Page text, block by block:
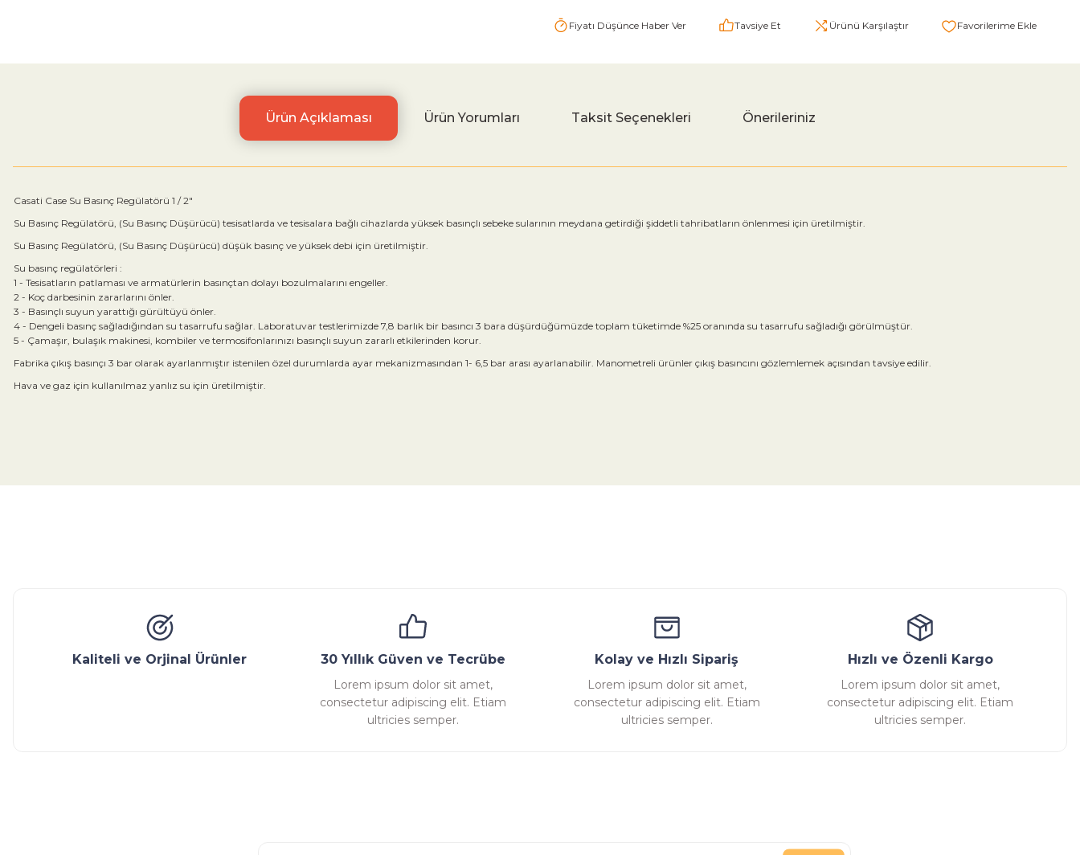
Fiyatı Düşünce Haber Ver Tavsiye Et Ürünü Karşılaştır
Ürün Açıklaması Ürün Yorumları Taksit Seçenekleri Önerileriniz
Casati Case Su Basınç Regülatörü 1 / 2"
Su Basınç Regülatörü, (Su Basınç Düşürücü) tesisatlarda ve tesisalara bağlı cihazlarda yüksek basınçlı sebeke sularının meydana getirdiği şiddetli tahribatların önlenmesi için üretilmiştir.
Su Basınç Regülatörü, (Su Basınç Düşürücü) düşük basınç ve yüksek debi için üretilmiştir.
Su basınç regülatörleri :
1 - Tesisatların patlaması ve armatürlerin basınçtan dolayı bozulmalarını engeller.
2 - Koç darbesinin zararlarını önler.
3 - Basınçlı suyun yarattığı gürültüyü önler.
4 - Dengeli basınç sağladığından su tasarrufu sağlar. Laboratuvar testlerimizde 7,8 barlık bir basıncı 3 bara düşürdüğümüzde toplam tüketimde %25 oranında su tasarrufu sağladığı görülmüştür.
5 - Çamaşır, bulaşık makinesi, kombiler ve termosifonlarınızı basınçlı suyun zararlı etkilerinden korur.
Fabrika çıkış basınçı 3 bar olarak ayarlanmıştır istenilen özel durumlarda ayar mekanizmasından 1- 6,5 bar arası ayarlanabilir. Manometreli ürünler çıkış basıncını gözlemlemek açısından tavsiye edilir.
Hava ve gaz için kullanılmaz yanlız su için üretilmiştir.
Bu ürüne ilk yorumu siz yapın!
Kaliteli ve Orjinal Ürünler 30 Yıllık Güven ve Tecrübe
Lorem ipsum dolor sit amet,
consectetur adipiscing elit. Etiam
ultricies semper.
Kolay ve Hızlı Sipariş
Lorem ipsum dolor sit amet,
consectetur adipiscing elit. Etiam
ultricies semper.
Hızlı ve Özenli Kargo
Lorem ipsum dolor sit amet,
consectetur adipiscing elit. Etiam
ultricies semper.